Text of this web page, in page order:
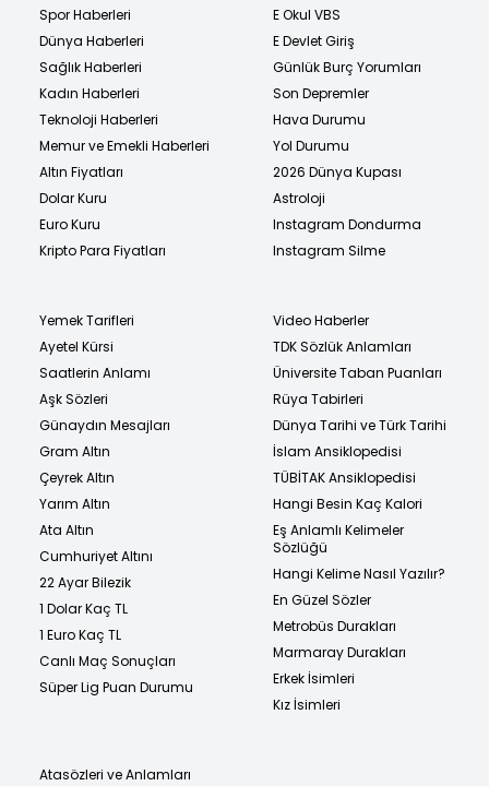
Spor Haberleri
Dünya Haberleri
Sağlık Haberleri
Kadın Haberleri
Teknoloji Haberleri
Memur ve Emekli Haberleri
Altın Fiyatları
Dolar Kuru
Euro Kuru
Kripto Para Fiyatları
E Okul VBS
E Devlet Giriş
Günlük Burç Yorumları
Son Depremler
Hava Durumu
Yol Durumu
2026 Dünya Kupası
Astroloji
Instagram Dondurma
Instagram Silme
Yemek Tarifleri
Ayetel Kürsi
Saatlerin Anlamı
Aşk Sözleri
Günaydın Mesajları
Gram Altın
Çeyrek Altın
Yarım Altın
Ata Altın
Cumhuriyet Altını
22 Ayar Bilezik
1 Dolar Kaç TL
1 Euro Kaç TL
Canlı Maç Sonuçları
Süper Lig Puan Durumu
Video Haberler
TDK Sözlük Anlamları
Üniversite Taban Puanları
Rüya Tabirleri
Dünya Tarihi ve Türk Tarihi
İslam Ansiklopedisi
TÜBİTAK Ansiklopedisi
Hangi Besin Kaç Kalori
Eş Anlamlı Kelimeler
Sözlüğü
Hangi Kelime Nasıl Yazılır?
En Güzel Sözler
Metrobüs Durakları
Marmaray Durakları
Erkek İsimleri
Kız İsimleri
Atasözleri ve Anlamları